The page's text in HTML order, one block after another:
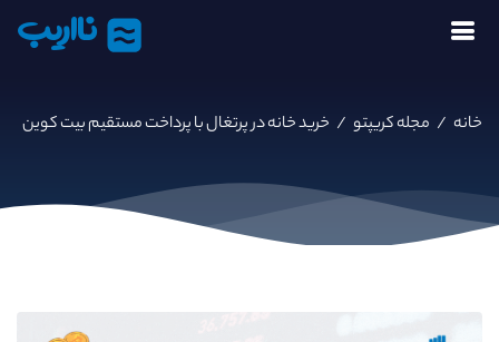
نااریب
خانه / مجله کریپتو / خرید خانه در پرتغال با پرداخت مستقیم بیت کوین